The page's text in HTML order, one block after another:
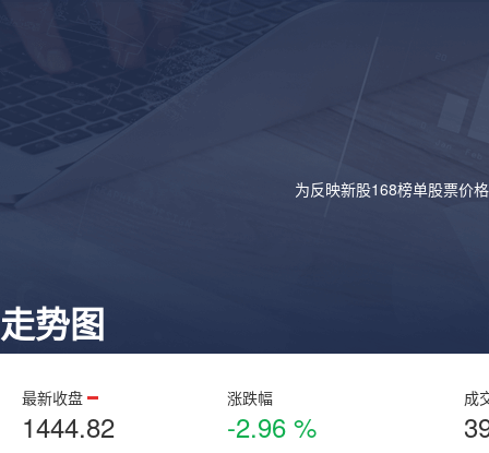
为反映新股168榜单股票价
走势图
最新收盘
1444.82
涨跌幅
-2.96 %
成